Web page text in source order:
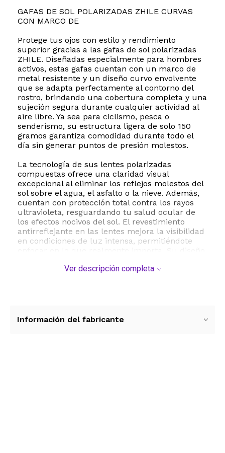
GAFAS DE SOL POLARIZADAS ZHILE CURVAS
CON MARCO DE
Protege tus ojos con estilo y rendimiento
superior gracias a las gafas de sol polarizadas
ZHILE. Diseñadas especialmente para hombres
activos, estas gafas cuentan con un marco de
metal resistente y un diseño curvo envolvente
que se adapta perfectamente al contorno del
rostro, brindando una cobertura completa y una
sujeción segura durante cualquier actividad al
aire libre. Ya sea para ciclismo, pesca o
senderismo, su estructura ligera de solo 150
gramos garantiza comodidad durante todo el
día sin generar puntos de presión molestos.
La tecnología de sus lentes polarizadas
compuestas ofrece una claridad visual
excepcional al eliminar los reflejos molestos del
sol sobre el agua, el asfalto o la nieve. Además,
cuentan con protección total contra los rayos
ultravioleta, resguardando tu salud ocular de
los efectos nocivos del sol. El revestimiento
antirreflejante en las lentes mejora la visibilidad
en condiciones de luz intensa, permitiéndote
ideal para el uso diario o para tus aventuras
- Material del marco: Metal de alta resistencia
Ver descripción completa
Información del fabricante